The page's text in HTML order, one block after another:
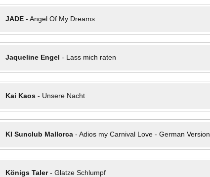
JADE- Angel Of My Dreams
Jaqueline Engel - Lass mich raten
Kai Kaos- Unsere Nacht
KI Sunclub Mallorca- Adios my Carnival Love - German Version
Königs Taler- Glatze Schlumpf